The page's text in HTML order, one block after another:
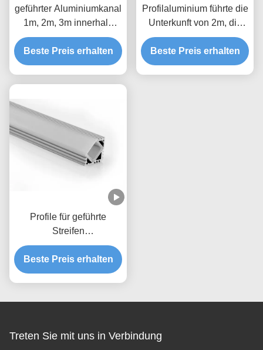
geführter Aluminiumkanal
1m, 2m, 3m innerhalb
8mm führte Streifen für
wasserdichte
Beleuchtung
Beste Preis erhalten
Profilaluminium führte die
Unterkunft von 2m, die
Länge IP65 LED-Kanal
für Eckbeleuchtung
imprägniern
Beste Preis erhalten
Profile für geführte
Streifen
W19.9mm*H19.9mm IP65
imprägniern Länge LED-
Kanals 2m für
Beste Preis erhalten
Treten Sie mit uns in Verbindung